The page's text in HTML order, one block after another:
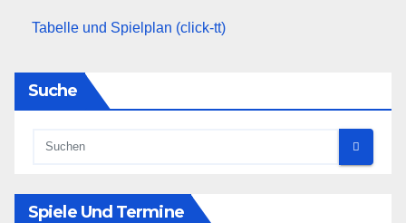
Tabelle und Spielplan (click-tt)
Suche
Spiele Und Termine